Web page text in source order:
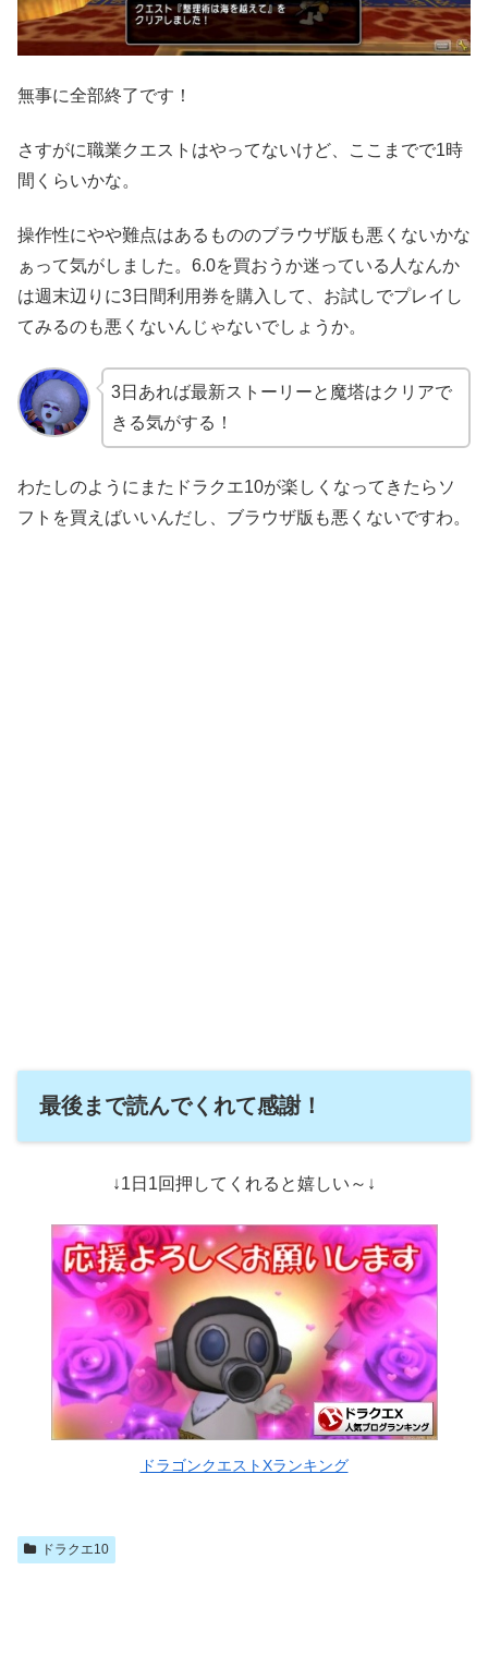
無事に全部終了です！
さすがに職業クエストはやってないけど、ここまでで1時
間くらいかな。
操作性にやや難点はあるもののブラウザ版も悪くないかな
ぁって気がしました。6.0を買おうか迷っている人なんか
は週末辺りに3日間利用券を購入して、お試しでプレイし
てみるのも悪くないんじゃないでしょうか。
3日あれば最新ストーリーと魔塔はクリアで
きる気がする！
わたしのようにまたドラクエ10が楽しくなってきたらソ
フトを買えばいいんだし、ブラウザ版も悪くないですわ。
最後まで読んでくれて感謝！
↓1日1回押してくれると嬉しい～↓
ドラゴンクエストXランキング
ドラクエ10